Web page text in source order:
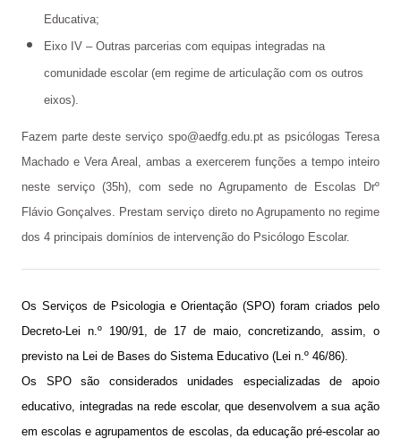
Plano 21|23 Escola+
Plano 23|24 Escola +
Autoavaliação
Serviços Administrativos
Serviços de Psicologia e Orientação
Jornal FGnotícias
Educativa;
Eixo IV – Outras parcerias com equipas integradas na
comunidade escolar (em regime de articulação com os outros
eixos).
Fazem parte deste serviço spo@aedfg.edu.ptas psicólogas Teresa
Machado e Vera Areal, ambas a exercerem funções a tempo inteiro
neste serviço (35h), com sede no Agrupamento de Escolas Drº
Flávio Gonçalves. Prestam serviço direto no Agrupamento no regime
dos 4 principais domínios de intervenção do Psicólogo Escolar.
Os Serviços de Psicologia e Orientação (SPO) foram criados pelo
Decreto-Lei n.º 190/91, de 17 de maio, concretizando, assim, o
previsto na Lei de Bases do Sistema Educativo (Lei n.º 46/86).
Os SPO são considerados unidades especializadas de apoio
educativo, integradas na rede escolar, que desenvolvem a sua ação
em escolas e agrupamentos de escolas, da educação pré-escolar ao